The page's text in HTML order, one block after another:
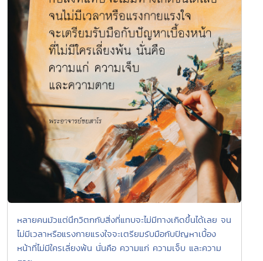
หลายคนมัวแต่นึกวิตกกับสิ่งที่แทบจะไม่มีทางเกิดขึ้นได้เลย จน
ไม่มีเวลาหรือแรงกายแรงใจจะเตรียมรับมือกับปัญหาเบื้อง
หน้าที่ไม่มีใครเลี่ยงพ้น นั่นคือ ความแก่ ความเจ็บ และความ